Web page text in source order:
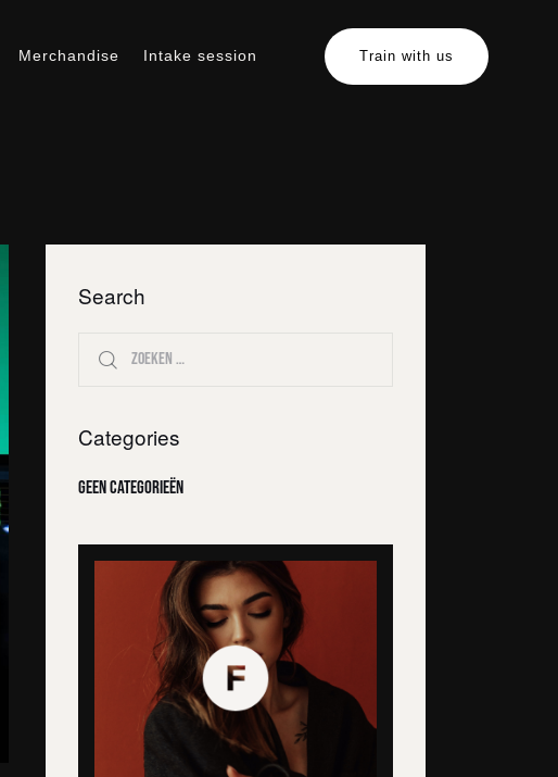
Merchandise Intake session Train with us
Search
Categories
Geen categorieën